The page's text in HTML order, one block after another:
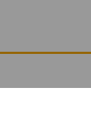
mucho